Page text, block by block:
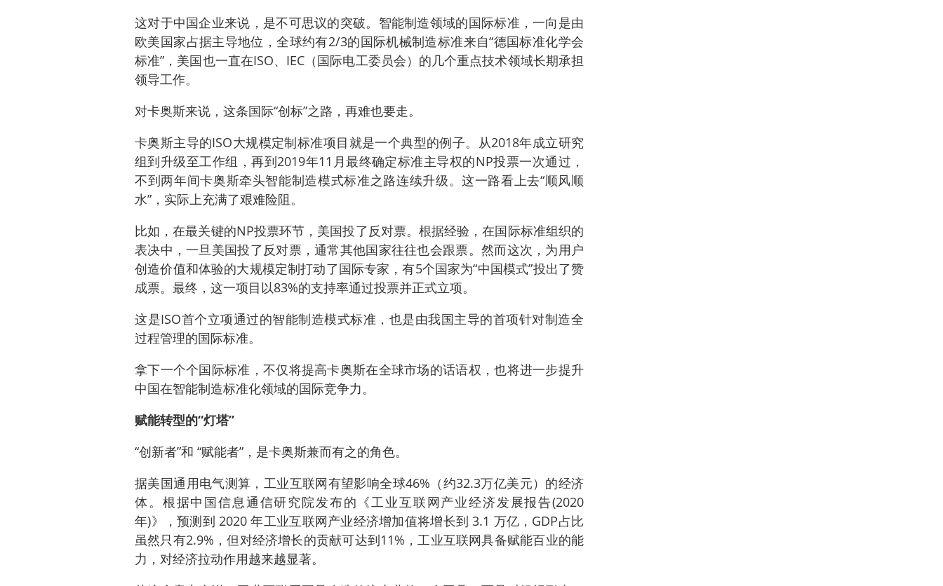
这对于中国企业来说，是不可思议的突破。智能制造领域的国际标准，一向是由
欧美国家占据主导地位，全球约有2/3的国际机械制造标准来自“德国标准化学会
标准”，美国也一直在ISO、IEC（国际电工委员会）的几个重点技术领域长期承担
领导工作。
对卡奥斯来说，这条国际“创标”之路，再难也要走。
卡奥斯主导的ISO大规模定制标准项目就是一个典型的例子。从2018年成立研究
组到升级至工作组，再到2019年11月最终确定标准主导权的NP投票一次通过，
不到两年间卡奥斯牵头智能制造模式标准之路连续升级。这一路看上去“顺风顺
水”，实际上充满了艰难险阻。
比如，在最关键的NP投票环节，美国投了反对票。根据经验，在国际标准组织的
表决中，一旦美国投了反对票，通常其他国家往往也会跟票。然而这次，为用户
创造价值和体验的大规模定制打动了国际专家，有5个国家为“中国模式”投出了赞
成票。最终，这一项目以83%的支持率通过投票并正式立项。
这是ISO首个立项通过的智能制造模式标准，也是由我国主导的首项针对制造全
过程管理的国际标准。
拿下一个个国际标准，不仅将提高卡奥斯在全球市场的话语权，也将进一步提升
中国在智能制造标准化领域的国际竞争力。
赋能转型的“灯塔”
“创新者”和 “赋能者”，是卡奥斯兼而有之的角色。
据美国通用电气测算，工业互联网有望影响全球46%（约32.3万亿美元）的经济
体。根据中国信息通信研究院发布的《工业互联网产业经济发展报告(2020
年)》，预测到 2020 年工业互联网产业经济增加值将增长到 3.1 万亿，GDP占比
虽然只有2.9%，但对经济增长的贡献可达到11%，工业互联网具备赋能百业的能
力，对经济拉动作用越来越显著。